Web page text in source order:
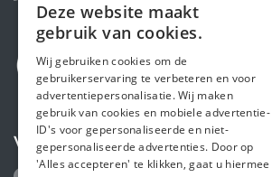
Volg ons
ENGLISH
Deze website maakt
gebruik van cookies.
Wij gebruiken cookies om de
gebruikerservaring te verbeteren en voor
advertentiepersonalisatie. Wij maken
gebruik van cookies en mobiele advertentie-
ID's voor gepersonaliseerde en niet-
gepersonaliseerde advertenties. Door op
'Alles accepteren' te klikken, gaat u hiermee